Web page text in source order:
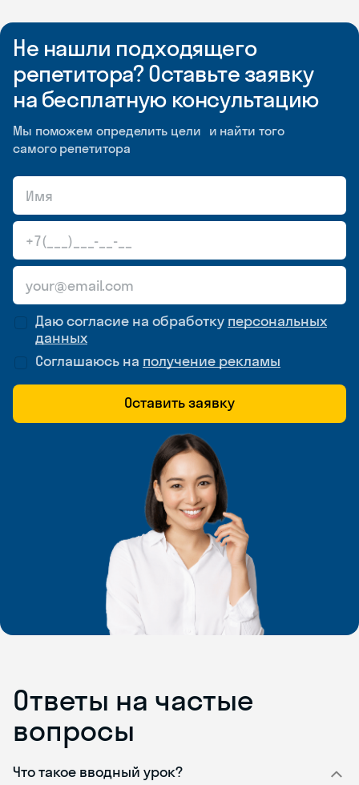
Не нашли подходящего
репетитора? Оставьте заявку
на бесплатную консультацию
Мы поможем определить цели и найти того
самого репетитора
Даю согласие на обработку персональных
данных
Соглашаюсь на получение рекламы
Оставить заявку
Ответы на частые
вопросы
Что такое вводный урок?